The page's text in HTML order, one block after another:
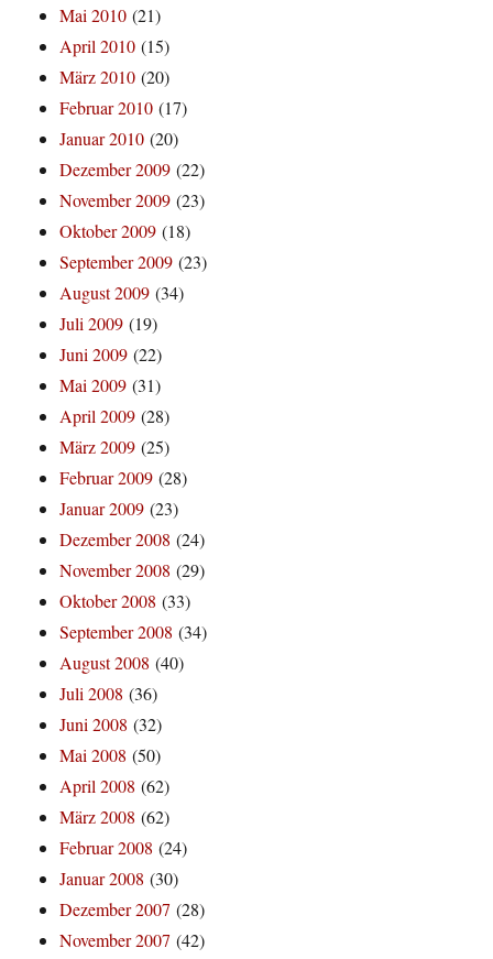
Mai 2010 (21)
April 2010 (15)
März 2010 (20)
Februar 2010 (17)
Januar 2010 (20)
Dezember 2009 (22)
November 2009 (23)
Oktober 2009 (18)
September 2009 (23)
August 2009 (34)
Juli 2009 (19)
Juni 2009 (22)
Mai 2009 (31)
April 2009 (28)
März 2009 (25)
Februar 2009 (28)
Januar 2009 (23)
Dezember 2008 (24)
November 2008 (29)
Oktober 2008 (33)
September 2008 (34)
August 2008 (40)
Juli 2008 (36)
Juni 2008 (32)
Mai 2008 (50)
April 2008 (62)
März 2008 (62)
Februar 2008 (24)
Januar 2008 (30)
Dezember 2007 (28)
November 2007 (42)